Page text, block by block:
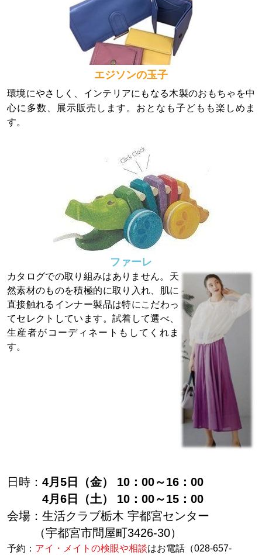
エジソンの玉子
環境にやさしく、インテリアにもなる木製のおもちゃを中
心に多数、展示販売します。おとなも子どもも楽しめま
す。
ファーレ
カタログでの取り組みはありません。天
然素材のものを積極的に取り入れ、肌に
直接触れるインナー製品は特にこだわっ
てセレクトしています。試着して選べ、
生産者がコーディネートもしてくれま
す。
日時： 4月5日（金） 10：00～16：00
4月6日（土） 10：00～15：00
会場：生活クラブ栃木 宇都宮センター
（宇都宮市問屋町3426-30）
予約： アイ・メイト の検眼や相談はお電話（028-657-